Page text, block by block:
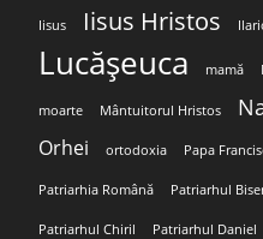
Iisus Iisus Hristos
Lucășeuca mamă
moarte Mântuitorul Hristos
Orhei ortodoxia Papa
Patriarhia Română Patriarhul
Patriarhul Chiril Patriarhul Daniel